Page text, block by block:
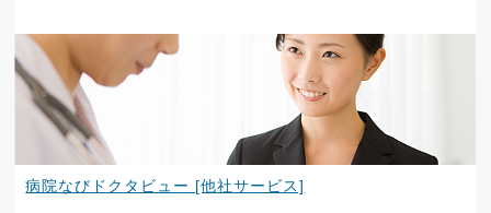
病院なびドクタビュー [他社サービス]